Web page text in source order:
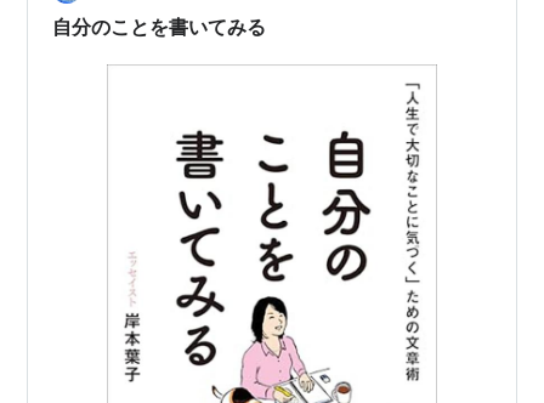
自分のことを書いてみる